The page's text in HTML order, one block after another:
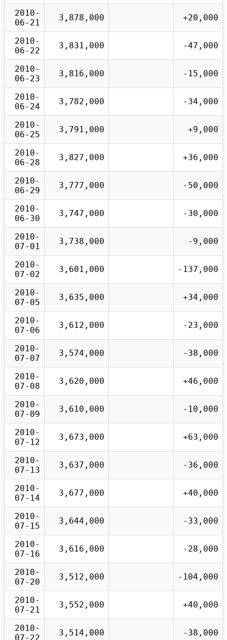
2010-
06-21
3,878,000 +20,000
2010-
06-22
3,831,000 -47,000
2010-
06-23
3,816,000 -15,000
2010-
06-24
3,782,000 -34,000
2010-
06-25
3,791,000 +9,000
2010-
06-28
3,827,000 +36,000
2010-
06-29
3,777,000 -50,000
2010-
06-30
3,747,000 -30,000
2010-
07-01
3,738,000 -9,000
2010-
07-02
3,601,000 -137,000
2010-
07-05
3,635,000 +34,000
2010-
07-06
3,612,000 -23,000
2010-
07-07
3,574,000 -38,000
2010-
07-08
3,620,000 +46,000
2010-
07-09
3,610,000 -10,000
2010-
07-12
3,673,000 +63,000
2010-
07-13
3,637,000 -36,000
2010-
07-14
3,677,000 +40,000
2010-
07-15
3,644,000 -33,000
2010-
07-16
3,616,000 -28,000
2010-
07-20
3,512,000 -104,000
2010-
07-21
3,552,000 +40,000
2010-
07-22
3,514,000 -38,000